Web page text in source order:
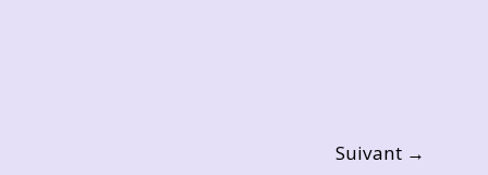
Suivant →